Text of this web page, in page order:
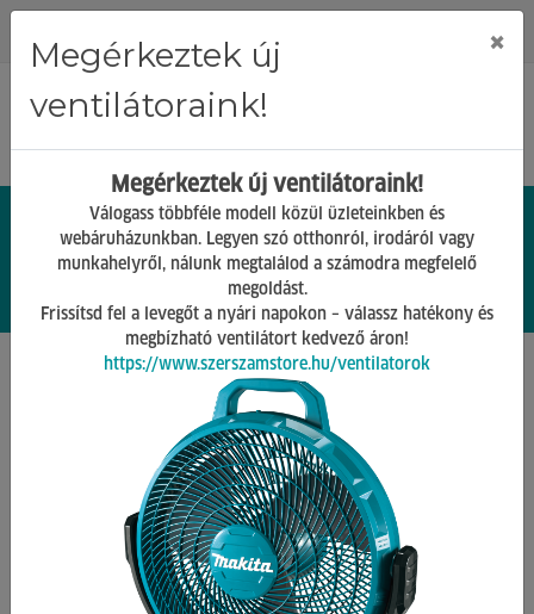
0 0.
Öntözés, öntőzőrendszerek
Vissza
Kategóriák
Megérkeztek új
ventilátoraink!
×
Megérkeztek új ventilátoraink!
Válogass többféle modell közül üzleteinkben és
webáruházunkban. Legyen szó otthonról, irodáról vagy
munkahelyről, nálunk megtalálod a számodra megfelelő
megoldást.
Frissítsd fel a levegőt a nyári napokon – válassz hatékony és
megbízható ventilátort kedvező áron!
https://www.szerszamstore.hu/ventilatorok